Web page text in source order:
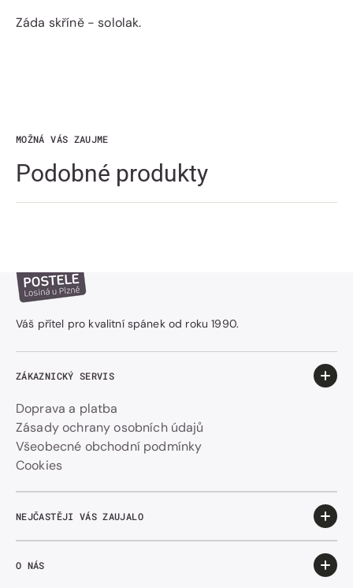
Záda skříně - sololak.
MOŽNÁ VÁS ZAUJME
Podobné produkty
Váš přítel pro kvalitní spánek od roku 1990.
ZÁKAZNICKÝ SERVIS
Doprava a platba
Zásady ochrany osobních údajů
Všeobecné obchodní podmínky
Cookies
NEJČASTĚJI VÁS ZAUJALO
O NÁS